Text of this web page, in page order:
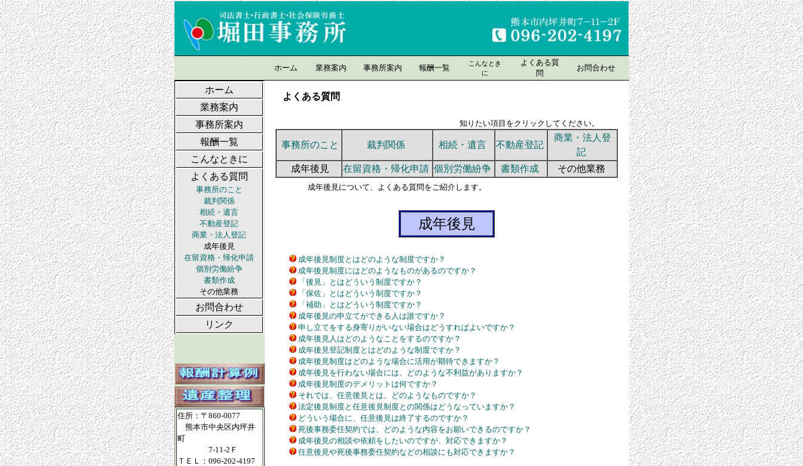
ホーム 業務案内 事務所案内 報酬一覧
こんなとき
に
よくある質
問
お問合わせ
ホーム
業務案内
事務所案内
報酬一覧
こんなときに
よくある質問
事務所のこと
裁判関係
相続・遺言
不動産登記
商業・法人登記
成年後見
在留資格・帰化申請
個別労働紛争
書類作成
その他業務
お問合わせ
リンク
住所：〒860-0077
熊本市中央区内坪井
町
7-11-2Ｆ
ＴＥＬ：096-202-4197
よくある質問
知りたい項目をクリックしてください。
事務所のこと 裁判関係 相続・遺言 不動産登記
商業・法人登
記
成年後見
在留資格・帰化申請 個別労働紛争 書類作成 その他業務
成年後見について、よくある質問をご紹介します。
成年後見
成年後見制度とはどのような制度ですか？
成年後見制度にはどのようなものがあるのですか？
「後見」とはどういう制度ですか？
「保佐」とはどういう制度ですか？
「補助」とはどういう制度ですか？
成年後見の申立てができる人は誰ですか？
申し立てをする身寄りがいない場合はどうすればよいですか？
成年後見人はどのようなことをするのですか？
成年後見登記制度とはどのような制度ですか？
成年後見制度はどのような場合に活用が期待できますか？
成年後見を行わない場合には、どのような不利益がありますか？
成年後見制度のデメリットは何ですか？
それでは、任意後見とは、どのようなものですか？
法定後見制度と任意後見制度との関係はどうなっていますか？
どういう場合に、任意後見は終了するのですか？
死後事務委任契約では、どのような内容をお願いできるのですか？
成年後見の相談や依頼をしたいのですが、対応できますか？
任意後見や死後事務委任契約などの相談にも対応できますか？